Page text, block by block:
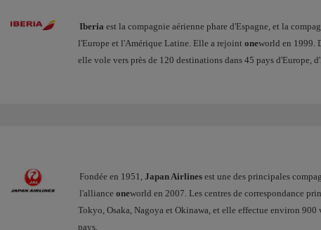
Iberia est la compagnie aérienne phare d'Espagne, et la
l'Europe et l'Amérique Latine. Elle a rejoint oneworld en 1999.
elle vole vers près de 120 destinations dans 45 pays d'Europe,
Fondée en 1951,Japan Airlines est une des principales
l'allianceoneworld en 2007. Les centres de correspondance
Tokyo, Osaka, Nagoya et Okinawa, et elle effectue environ
pays.